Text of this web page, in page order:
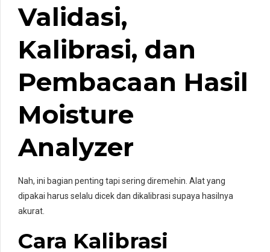
Validasi,
Kalibrasi, dan
Pembacaan Hasil
Moisture
Analyzer
Nah, ini bagian penting tapi sering diremehin. Alat yang
dipakai harus selalu dicek dan dikalibrasi supaya hasilnya
akurat.
Cara Kalibrasi